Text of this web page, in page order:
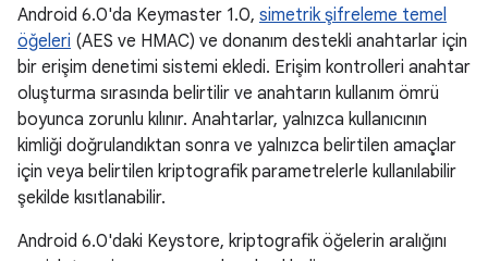
Android 6.0'da Keymaster 1.0, simetrik şifreleme temel
öğeleri (AES ve HMAC) ve donanım destekli anahtarlar için
bir erişim denetimi sistemi ekledi. Erişim kontrolleri anahtar
oluşturma sırasında belirtilir ve anahtarın kullanım ömrü
boyunca zorunlu kılınır. Anahtarlar, yalnızca kullanıcının
kimliği doğrulandıktan sonra ve yalnızca belirtilen amaçlar
için veya belirtilen kriptografik parametrelerle kullanılabilir
şekilde kısıtlanabilir.
Android 6.0'daki Keystore, kriptografik öğelerin aralığını